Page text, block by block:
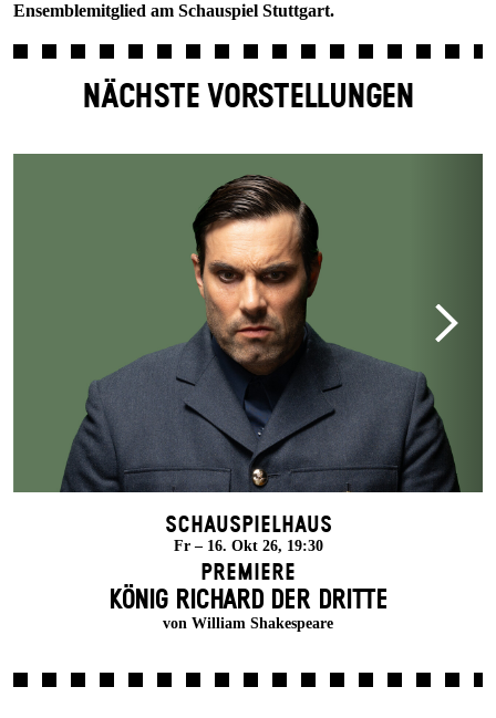
Ensemblemitglied am Schauspiel Stuttgart.
NÄCHSTE VORSTELLUNGEN
Schauspielhaus
Fr – 16. Okt 26, 19:30
Premiere
KÖNIG RICHARD DER DRITTE
von William Shakespeare